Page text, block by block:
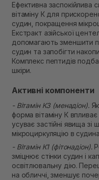
Самовивіз м. Рівне,
В наявності
Самовивіз м. Рівне,
Екватор)
В наявності
Ефективна
вітаміну К для
судин, покращення
Екстракт азійської
допомагають зменшити
судин та запобігти
Комплекс пептидів
шкіри.
Активні компоненти
- Вітамін К3 (менадіон).
форма вітаміну К
усуває застійні явища
мікроциркуляцію в
- Вітамін К1 (фітонадіон).
зміцнює стінки судин і
освітлювальну дію.
на обличчі, зменшує